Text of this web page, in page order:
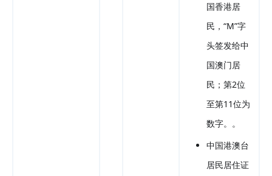
国香港居
民，“M”字
头签发给中
国澳门居
民；第2位
至第11位为
数字。。
中国港澳台
居民居住证